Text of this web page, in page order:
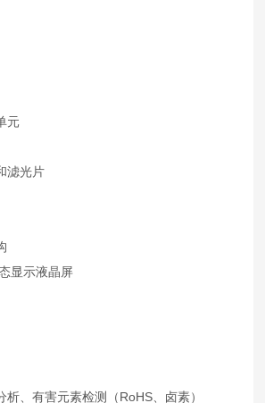
元
滤光片
显示液晶屏
析、有害元素检测（RoHS、卤素）